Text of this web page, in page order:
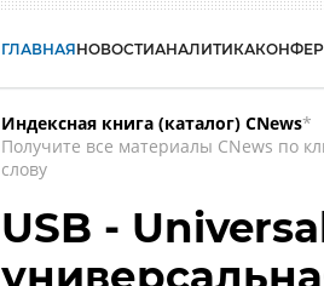
ГЛАВНАЯНОВОСТИАНАЛИТИКА
Индексная книга (каталог) CNews*
Получите все материалы CNews по
слову
USB -